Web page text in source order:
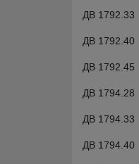
ДВ 1792.33
ДВ 1792.40
ДВ 1792.45
ДВ 1794.28
ДВ 1794.33
ДВ 1794.40